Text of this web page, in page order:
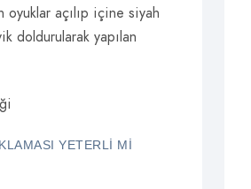
oyuklar açılıp içine siyah
doldurularak yapılan
YETERLI MI